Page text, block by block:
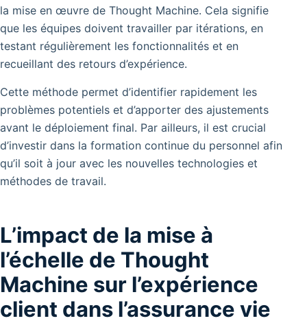
la mise en œuvre de Thought Machine. Cela signifie
que les équipes doivent travailler par itérations, en
testant régulièrement les fonctionnalités et en
recueillant des retours d’expérience.
Cette méthode permet d’identifier rapidement les
problèmes potentiels et d’apporter des ajustements
avant le déploiement final. Par ailleurs, il est crucial
d’investir dans la formation continue du personnel afin
qu’il soit à jour avec les nouvelles technologies et
méthodes de travail.
L’impact de la mise à
l’échelle de Thought
Machine sur l’expérience
client dans l’assurance vie